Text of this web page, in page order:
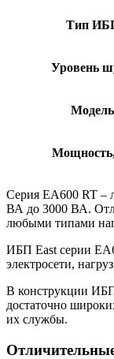
Тип
Уровень
Модель
Серия EA600 RT –
ВА до 3000 ВА.
любыми типами
ИБП East серии
электросети,
В конструкции ИБП
достаточно
их службы.